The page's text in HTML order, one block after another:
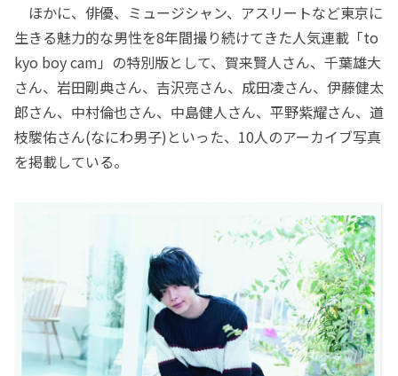
ほかに、俳優、ミュージシャン、アスリートなど東京に
生きる魅力的な男性を8年間撮り続けてきた人気連載「to
kyo boy cam」の特別版として、賀来賢人さん、千葉雄大
さん、岩田剛典さん、吉沢亮さん、成田凌さん、伊藤健太
郎さん、中村倫也さん、中島健人さん、平野紫耀さん、道
枝駿佑さん(なにわ男子)といった、10人のアーカイブ写真
を掲載している。